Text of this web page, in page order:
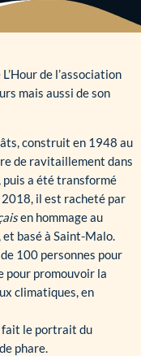
de l’association
mais aussi de son
construit en 1948 au
de ravitaillement dans
puis a été transformé
2018, il est racheté par
en hommage au
basé à Saint-Malo.
100 personnes pour
pour promouvoir la
climatiques, en
fait le portrait du
phare.